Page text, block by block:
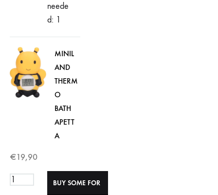
neede
d: 1
MINIL
AND
THERM
O
BATH
APETT
A
€19,90